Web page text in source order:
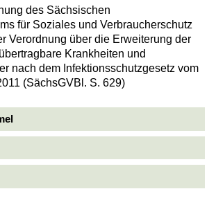
des Sächsischen
für Soziales und Verbraucherschutz
Verordnung über die Erweiterung der
Krankheiten und
nach dem Infektionsschutzgesetz vom
(SächsGVBl. S. 629)